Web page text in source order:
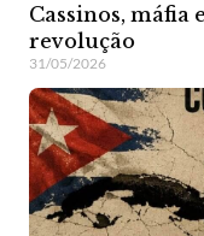
Cassinos, máfia
revolução
31/05/2026